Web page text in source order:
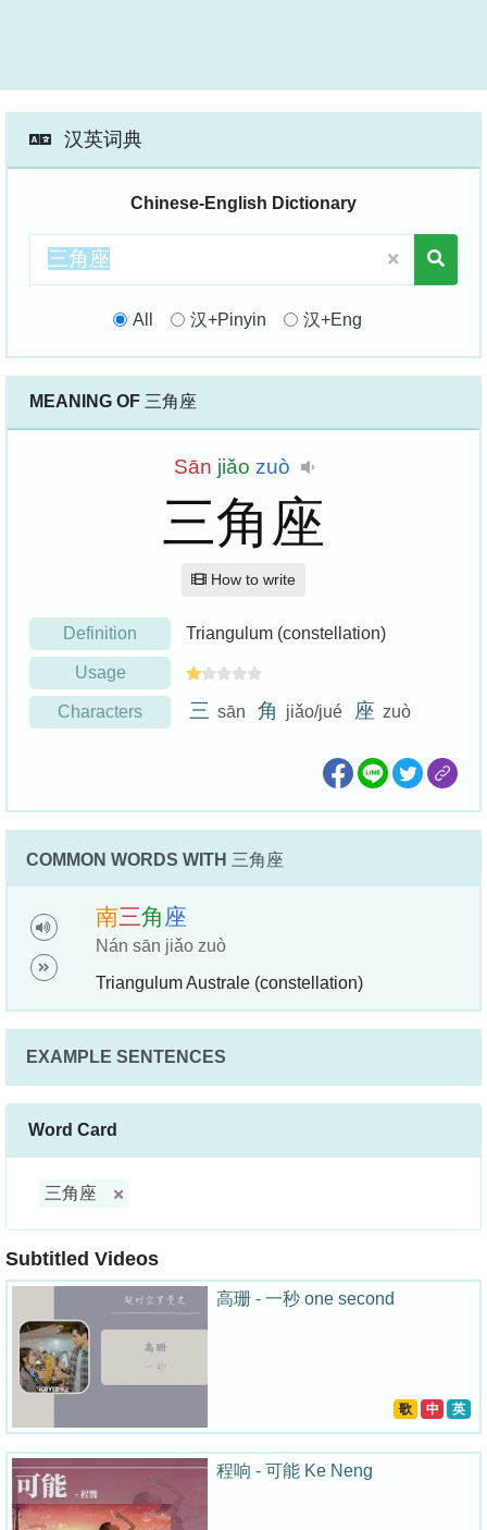
汉英词典
Chinese-English Dictionary
All 汉+Pinyin 汉+Eng
MEANING OF 三角座
Sān jiǎo zuò
三角座
How to write
Definition Triangulum (constellation)
Usage
Characters 三 sān 角 jiǎo/jué 座 zuò
COMMON WORDS WITH 三角座
南三角 座
Nán sān jiǎo zuò
Triangulum Australe (constellation)
EXAMPLE SENTENCES
Word Card
三角座
Subtitled Videos
高珊 - 一秒 one second
歌 中 英
程响 - 可能 Ke Neng